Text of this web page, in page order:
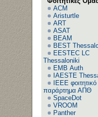
ACM
Aristurtle
ART
ASAT
BEAM
BEST
EESTEC LC
Thessaloniki
EΜΒ Auth
IAESTE
IEEE φοιτητικό
παράρτημα ΑΠΘ
SpaceDot
VROOM
Panther